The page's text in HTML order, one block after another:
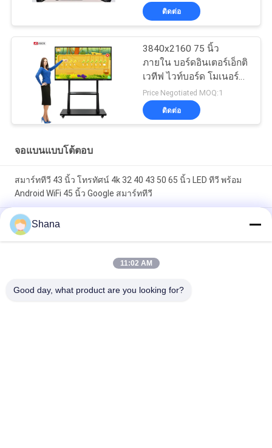
ติดต่อ
3840x2160 75 นิ้ว
ภายใน บอร์ดอินเตอร์เอ็กติ
เวทีฟ ไวท์บอร์ด โมเนอร์
อินฟราเรด RoHS
Price Negotiated MOQ:1
ติดต่อ
จอแบนแบบโต้ตอบ
สมาร์ททีวี 43 นิ้ว โทรทัศน์ 4k 32 40 43 50 65 นิ้ว LED ทีวี พร้อม
Android WiFi 45 นิ้ว Google สมาร์ททีวี
จีซีวิชั่น ทัช อินเตอร์เอ็กเตอร์แอคทีฟ แผ่นจอแผ่น อินเตอร์เอ็กเตอร์
แอคทีฟ ไวท์บอร์ด 55"
JCVISION 27" กระเป๋าสตางค์ มอนิเตอร์จอสัมผัส Android 12
Shana
11:02 AM
Good day, what product are you looking for?